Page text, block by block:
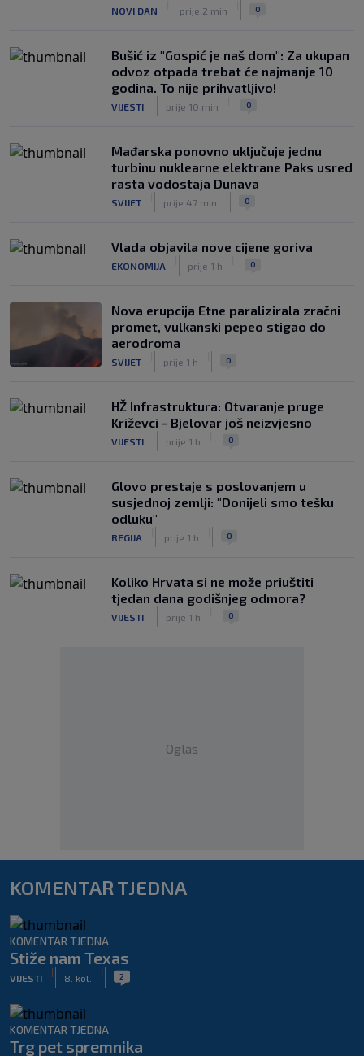
SK
NOVI DAN prije 2 min 0
Bušić iz "Gospić je naš dom": Za ukupan
odvoz otpada trebat će najmanje 10
godina. To nije prihvatljivo!
VIJESTI prije 10 min 0
Mađarska ponovno uključuje jednu
turbinu nuklearne elektrane Paks usred
rasta vodostaja Dunava
SVIJET prije 47 min 0
Vlada objavila nove cijene goriva
EKONOMIJA prije 1 h 0
Nova erupcija Etne paralizirala zračni
promet, vulkanski pepeo stigao do
aerodroma
SVIJET prije 1 h 0
HŽ Infrastruktura: Otvaranje pruge
Križevci - Bjelovar još neizvjesno
VIJESTI prije 1 h 0
Glovo prestaje s poslovanjem u
susjednoj zemlji: "Donijeli smo tešku
odluku"
REGIJA prije 1 h 0
Koliko Hrvata si ne može priuštiti
tjedan dana godišnjeg odmora?
VIJESTI prije 1 h 0
Oglas
KOMENTAR TJEDNA
KOMENTAR TJEDNA
Stiže nam Texas
VIJESTI
|
8. kol.
| 2
KOMENTAR TJEDNA
Trg pet spremnika